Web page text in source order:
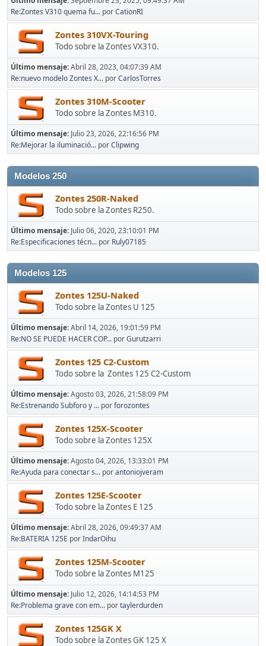
Re:Zontes V310 quema fu... porCationRI
Zontes 310VX-Touring
Todo sobre la Zontes VX310.
Último mensaje:Abril 28, 2023, 04:07:39 AM
Re:nuevo modelo Zontes X... porCarlosTorres
Zontes 310M-Scooter
Todo sobre la Zontes M310.
Último mensaje: Julio 23, 2026, 22:16:56 PM
Re:Mejorar la iluminació... porClipwing
Modelos 250
Zontes 250R-Naked
Todo sobre la Zontes R250.
Último mensaje: Julio 06, 2020, 23:10:01 PM
Re:Especificaciones técn... por Ruly07185
Modelos 125
Zontes 125U-Naked
Todo sobre la Zontes U 125
Último mensaje:Abril 14, 2026, 19:01:59 PM
Re:NO SE PUEDE HACER COP... porGurutzarri
Zontes 125 C2-Custom
Todo sobre la Zontes 125 C2-Custom
Último mensaje:Agosto 03, 2026, 21:58:09 PM
Re:Estrenando Subforo y ... porforozontes
Zontes 125X-Scooter
Todo sobre la Zontes 125X
Último mensaje:Agosto 04, 2026, 13:33:01 PM
Re:Ayuda para conectar s... porantoniojveram
Zontes 125E-Scooter
Todo sobre la Zontes E 125
Último mensaje:Abril 28, 2026, 09:49:37 AM
Re:BATERIA 125E porIndarOihu
Zontes 125M-Scooter
Todo sobre la Zontes M125
Último mensaje: Julio 12, 2026, 14:14:53 PM
Re:Problema grave con em... portaylerdurden
Zontes 125GK X
Todo sobre la Zontes GK 125 X